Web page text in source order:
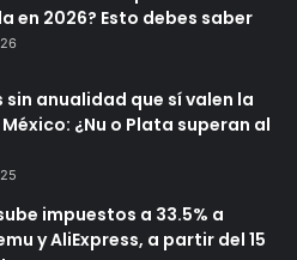
en 2026? Esto debes saber
sin anualidad que sí valen la
¿Nu o Plata superan al
impuestos a 33.5% a
y AliExpress, a partir del 15